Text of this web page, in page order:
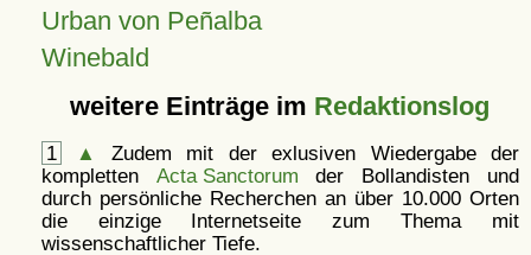
Urban von Peñalba
Winebald
weitere Einträge im Redaktionslog
1 ▲
Zudem mit der exlusiven Wiedergabe der
kompletten Acta Sanctorum der Bollandisten und
durch persönliche Recherchen an über 10.000 Orten
die einzige Internetseite zum Thema mit
wissenschaftlicher Tiefe.